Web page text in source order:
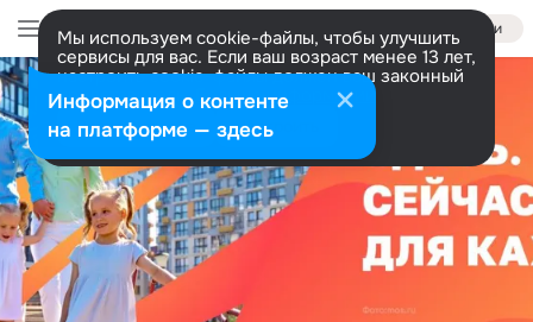
Войти
Мы используем cookie-файлы, чтобы улучшить
сервисы для вас. Если ваш возраст менее 13 лет,
настроить cookie-файлы должен ваш законный
представитель. Больше информации
Разрешить все Настроить
Информация о контенте
на платформе — здесь